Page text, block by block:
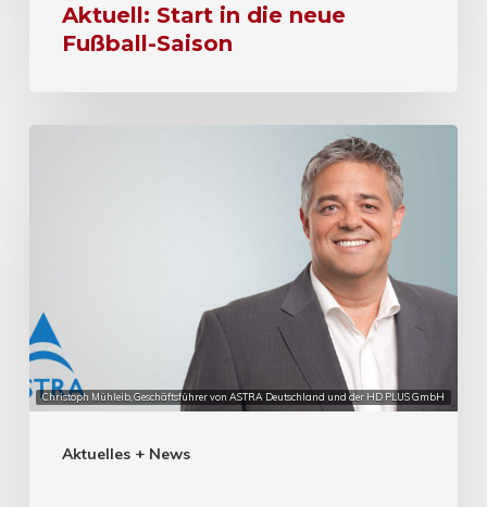
Aktuell: Start in die neue
Fußball-Saison
Christoph Mühleib, Geschäftsführer von ASTRA Deutschland und der HD PLUS GmbH
Aktuelles + News